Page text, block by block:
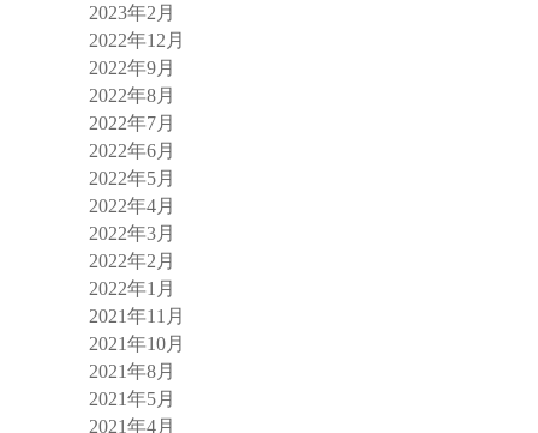
2023年2月
2022年12月
2022年9月
2022年8月
2022年7月
2022年6月
2022年5月
2022年4月
2022年3月
2022年2月
2022年1月
2021年11月
2021年10月
2021年8月
2021年5月
2021年4月